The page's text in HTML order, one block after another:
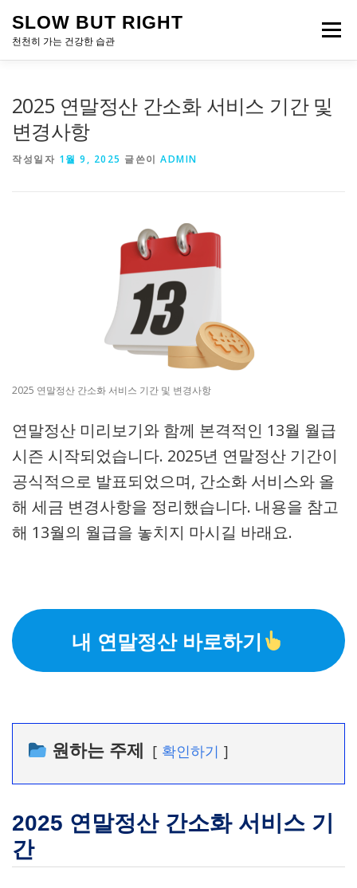
SLOW BUT RIGHT
천천히 가는 건강한 습관
메뉴
2025 연말정산 간소화 서비스 기간 및
변경사항
작성일자 1월 9, 2025 글쓴이 ADMIN
2025 연말정산 간소화 서비스 기간 및 변경사항
연말정산 미리보기와 함께 본격적인 13월 월급
시즌 시작되었습니다. 2025년 연말정산 기간이
공식적으로 발표되었으며, 간소화 서비스와 올
해 세금 변경사항을 정리했습니다. 내용을 참고
해 13월의 월급을 놓치지 마시길 바래요.
내 연말정산 바로하기
원하는 주제 확인하기
2025 연말정산 간소화 서비스 기
간